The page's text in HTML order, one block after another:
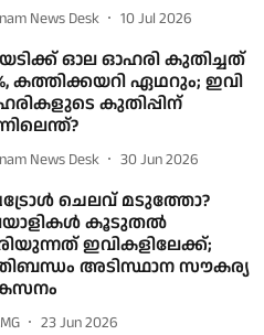
News Desk 10 Jul 2026
ഓല ഓഹരി കുതിച്ചത്
കത്തിക്കയറി ഏഥറും; ഇവി
കുതിപ്പിന്
News Desk 30 Jun 2026
ചെലവ് മടുത്തോ?
കൂടുതല്‍
ഇവികളിലേക്ക്;
അടിസ്ഥാന സൗകര്യ
23 Jun 2026